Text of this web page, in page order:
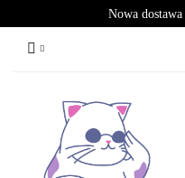
Nowa dostawa